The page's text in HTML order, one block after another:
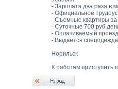
- Зарплата два раза в
- Официальное
- Съемные квартиры за
- Суточные 700
- Оплачиваемый
- Выдается спецодежда
Норильск
К работам приступить